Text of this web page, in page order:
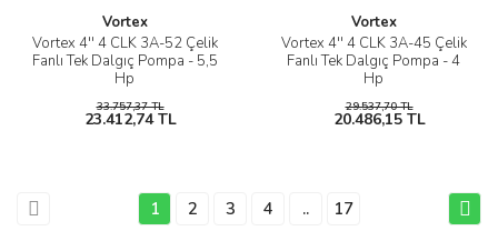
Vortex
Vortex 4'' 4 CLK 3A-52 Çelik
Fanlı Tek Dalgıç Pompa - 5,5
Hp
33.757,37 TL
23.412,74 TL
Vortex
Vortex 4'' 4 CLK 3A-45 Çelik
Fanlı Tek Dalgıç Pompa - 4
Hp
29.537,70 TL
20.486,15 TL
1 2 3 4 .. 17